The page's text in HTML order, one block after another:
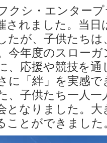
クシ・エンター
されました。当
たが、子供たち
今年度のスロー
、応援や競技を
に「絆」を実感
、子供たち一人
となりました。
ことができました